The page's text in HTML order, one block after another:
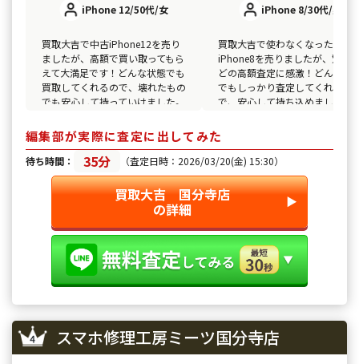
iPhone 12/50代/女
買取大吉で中古iPhone12を売り
ましたが、高額で買い取ってもら
えて大満足です！どんな状態でも
買取してくれるので、壊れたもの
でも安心して持っていけました。
いと思います。
iPhone 8/30代/男
買取大吉で使わなくなった
iPhone8を売りましたが、驚く
どの高額査定に感激！どんな状
でもしっかり査定してくれるの
で、安心して持ち込めました。
編集部が実際に査定に出してみた
待ち時間： 35分 （査定日時：2026/03/20(金) 15:30）
買取大吉 国分寺店
の詳細 ▶︎
スマホ修理工房ミーツ国分寺店